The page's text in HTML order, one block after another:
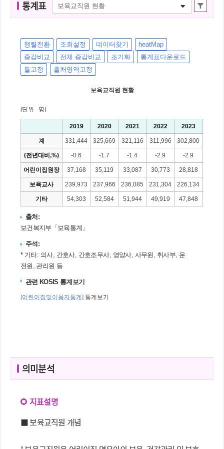
통계표
통
계
의미분석
지표설명
■ 보육교직원 개념